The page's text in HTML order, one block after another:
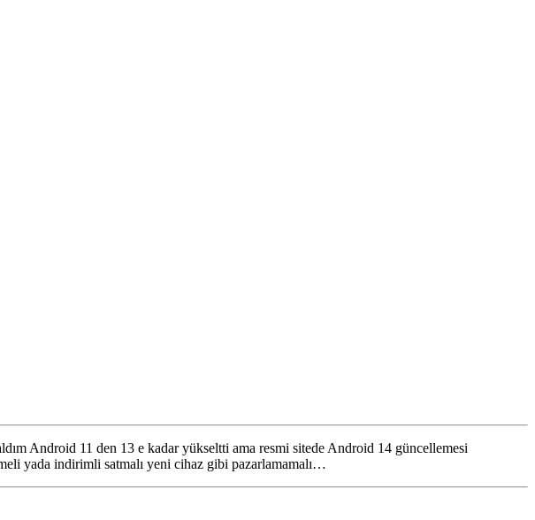
Android 11 den 13 e kadar yükseltti ama resmi sitede Android 14 güncellemesi
yada indirimli satmalı yeni cihaz gibi pazarlamamalı…